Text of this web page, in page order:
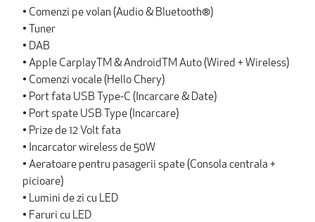
• Comenzi pe volan (Audio & Bluetooth®)
• Tuner
• DAB
• Apple CarplayTM & AndroidTM Auto (Wired + Wireless)
• Comenzi vocale (Hello Chery)
• Port fata USB Type-C (Incarcare & Date)
• Port spate USB Type (Incarcare)
• Prize de 12 Volt fata
• Incarcator wireless de 50W
• Aeratoare pentru pasagerii spate (Consola centrala +
picioare)
• Lumini de zi cu LED
• Faruri cu LED